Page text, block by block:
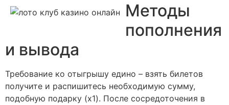
Методы
пополнения
и вывода
Требование ко отыгрышу едино – взять билетов
получите и распишитесь необходимую сумму,
подобную подарку (х1). После сосредоточения в